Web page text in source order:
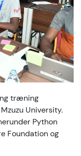
træning
University.
Python
Foundation og